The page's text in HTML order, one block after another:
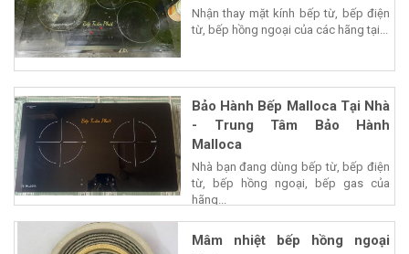
Nhận thay mặt kính bếp từ, bếp điện
từ, bếp hồng ngoại của các hãng tại...
Bảo Hành Bếp Malloca Tại Nhà
- Trung Tâm Bảo Hành
Malloca
Nhà bạn đang dùng bếp từ, bếp điện
từ, bếp hồng ngoại, bếp gas của
hãng...
Mâm nhiệt bếp hồng ngoại